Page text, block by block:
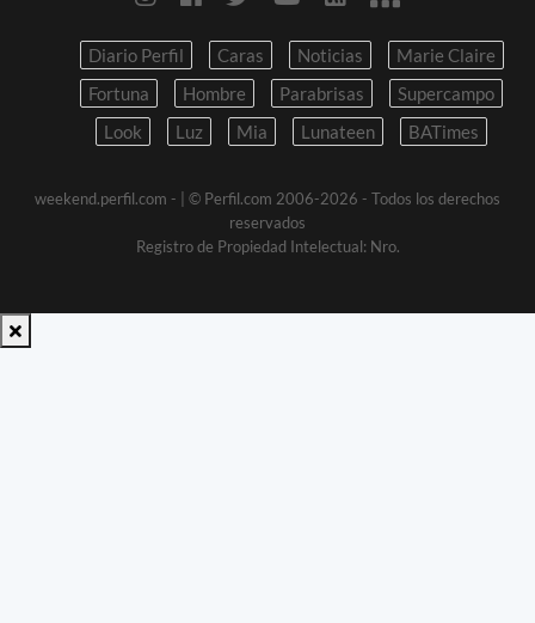
Diario Perfil Caras Noticias
Marie Claire
Fortuna
Hombre Parabrisas
Supercampo
Look
Luz Mia Lunateen BATimes
weekend.perfil.com -
| © Perfil.com 2006-2026 - Todos los derechos
reservados
Registro de Propiedad Intelectual: Nro.